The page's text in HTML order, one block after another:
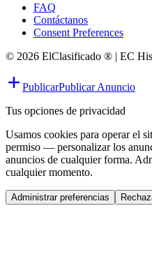
FAQ
Contáctanos
Consent Preferences
© 2026 ElClasificado ® | EC
PublicarPublicar Anuncio
Tus opciones de privacidad
Usamos cookies para operar el
permiso — personalizar los
anuncios de cualquier forma.
cualquier momento.
Administrar preferencias